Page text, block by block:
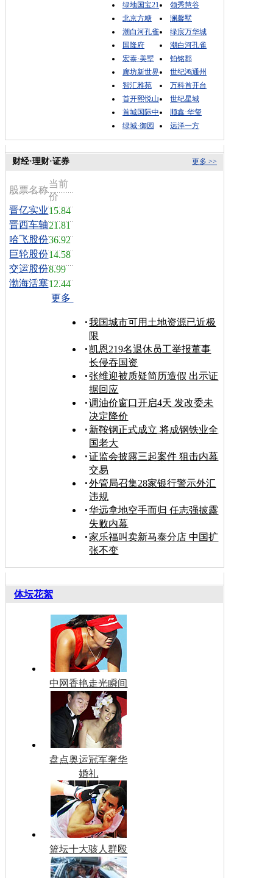
绿地国宝21
领秀慧谷
北京方糖
澜馨墅
潮白河孔雀
绿宸万华城
国隆府
潮白河孔雀
宏泰·美墅
铂铭郡
廊坊新世界
世纪鸿通州
智汇雅苑
万科首开台
首开熙悦山
世纪星城
首城国际中
顺鑫·华玺
绿城·御园
远洋一方
更多 >>
财经·理财·证券
股票名称
当前
价
晋亿实业15.84
晋西车轴21.81
哈飞股份36.92
巨轮股份14.58
交运股份8.99
渤海活塞12.44
更多
我国城市可用土地资源已近极
限
凯恩219名退休员工举报董事
长侵吞国资
张维迎被质疑简历造假 出示证
据回应
调油价窗口开启4天 发改委未
决定降价
新鞍钢正式成立 将成钢铁业全
国老大
证监会披露三起案件 狙击内幕
交易
外管局召集28家银行警示外汇
违规
华远拿地空手而归 任志强披露
失败内幕
家乐福叫卖新马泰分店 中国扩
张不变
体坛花絮
中网香艳走光瞬间
盘点奥运冠军奢华
婚礼
篮坛十大骇人群殴